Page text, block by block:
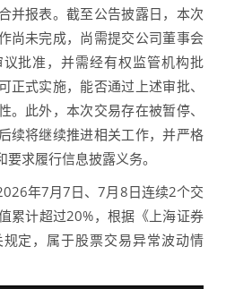
并报表。截至公告披露日，本次
尚未完成，尚需提交公司董事会
批准，并需经有权监管机构批
正式实施，能否通过上述审批、
。此外，本次交易存在被暂停、
续将继续推进相关工作，并严格
求履行信息披露义务。
年7月7日、7月8日连续2个交
累计超过20%，根据《上海证券
定，属于股票交易异常波动情